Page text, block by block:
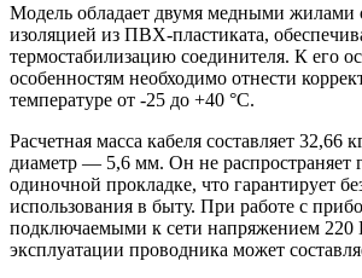
Модель обладает двумя медными жилами
изоляцией из ПВХ-пластиката,
термостабилизацию соединителя. К его
особенностям необходимо отнести
температуре от -25 до +40 °С.
Расчетная масса кабеля составляет 32,66
диаметр — 5,6 мм. Он не распространяет
одиночной прокладке, что гарантирует
использования в быту. При работе с
подключаемыми к сети напряжением 220
эксплуатации проводника может